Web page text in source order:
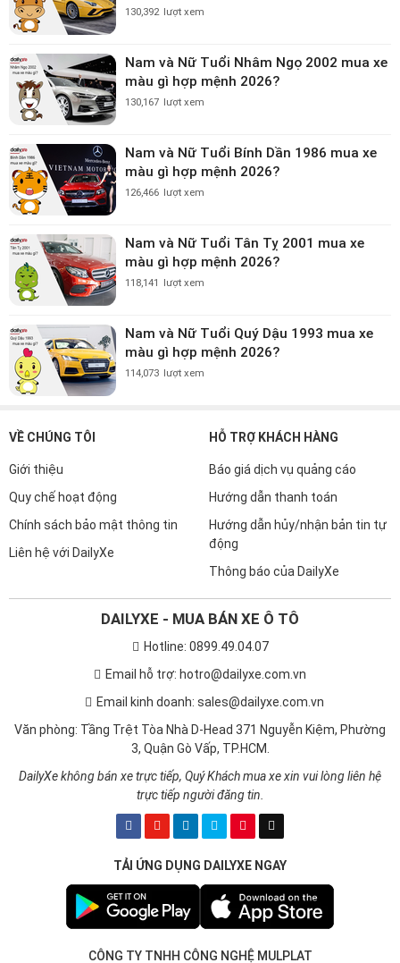
130,392 lượt xem
Nam và Nữ Tuổi Nhâm Ngọ 2002 mua xe
màu gì hợp mệnh 2026?
130,167 lượt xem
Nam và Nữ Tuổi Bính Dần 1986 mua xe
màu gì hợp mệnh 2026?
126,466 lượt xem
Nam và Nữ Tuổi Tân Tỵ 2001 mua xe
màu gì hợp mệnh 2026?
118,141 lượt xem
Nam và Nữ Tuổi Quý Dậu 1993 mua xe
màu gì hợp mệnh 2026?
114,073 lượt xem
VỀ CHÚNG TÔI
Giới thiệu
Quy chế hoạt động
Chính sách bảo mật thông tin
Liên hệ với DailyXe
HỖ TRỢ KHÁCH HÀNG
Báo giá dịch vụ quảng cáo
Hướng dẫn thanh toán
Hướng dẫn hủy/nhận bản tin tự
động
Thông báo của DailyXe
DAILYXE - MUA BÁN XE Ô TÔ
Hotline: 0899.49.04.07
Email hỗ trợ: hotro@dailyxe.com.vn
Email kinh doanh: sales@dailyxe.com.vn
Văn phòng: Tầng Trệt Tòa Nhà D-Head 371 Nguyễn Kiệm, Phường
3, Quận Gò Vấp, TP.HCM.
DailyXe không bán xe trực tiếp, Quý Khách mua xe xin vui lòng liên hệ
trực tiếp người đăng tin.
TẢI ỨNG DỤNG DAILYXE NGAY
CÔNG TY TNHH CÔNG NGHỆ MULPLAT